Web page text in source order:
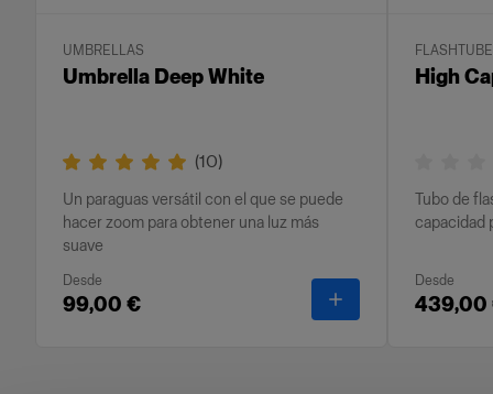
UMBRELLAS
Umbrella Deep White
(10)
Un paraguas versátil con el que se puede
hacer zoom para obtener una luz más
suave
Desde
99,00 € Umbrella Deep
High
Tubo de
capacidad
Desde
439,00